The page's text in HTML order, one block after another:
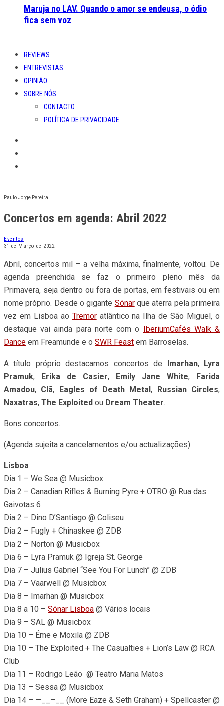
Maruja no LAV. Quando o amor se endeusa, o ódio
fica sem voz
REVIEWS
ENTREVISTAS
OPINIÃO
SOBRE NÓS
CONTACTO
POLÍTICA DE PRIVACIDADE
Paulo Jorge Pereira
Concertos em agenda: Abril 2022
Eventos
31 de Março de 2022
Abril, concertos mil – a velha máxima, finalmente, voltou. De
agenda preenchida se faz o primeiro pleno mês da
Primavera, seja dentro ou fora de portas, em festivais ou em
nome próprio. Desde o gigante Sónarque aterra pela primeira
vez em Lisboa ao Tremoratlântico na Ilha de São Miguel, o
destaque vai ainda para norte com o
IberiumCafés Walk &
Dance em Freamunde e o SWR Feast em Barroselas.
A título próprio destacamos concertos de Imarhan,
Lyra
Pramuk, Erika de Casier, Emily Jane White,
Farida
Amadou, Clã, Eagles of Death Metal, Russian Circles,
Naxatras, The Exploited ou Dream Theater.
Bons concertos.
(Agenda sujeita a cancelamentos e/ou actualizações)
Lisboa
Dia 1 – We Sea @ Musicbox
Dia 2 – Canadian Rifles & Burning Pyre + OTRO @ Rua das
Gaivotas 6
Dia 2 – Dino D’Santiago @ Coliseu
Dia 2 – Fugly + Chinaskee @ ZDB
Dia 2 – Norton @ Musicbox
Dia 6 – Lyra Pramuk @ Igreja St. George
Dia 7 – Julius Gabriel “See You For Lunch” @ ZDB
Dia 7 – Vaarwell @ Musicbox
Dia 8 – Imarhan @ Musicbox
Dia 8 a 10 – Sónar Lisboa @ Vários locais
Dia 9 – SAL @ Musicbox
Dia 10 – Éme e Moxila @ ZDB
Dia 10 – The Exploited + The Casualties + Lion’s Law @ RCA
Club
Dia 11 – Rodrigo Leão @ Teatro Maria Matos
Dia 13 – Sessa @ Musicbox
Dia 14 – —__–__ (More Eaze & Seth Graham) + Spellcaster @